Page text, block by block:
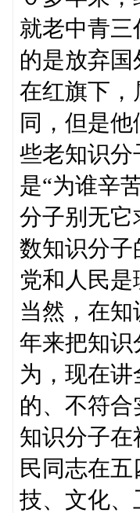
就老中青
的是放弃
在红旗下，
同，但是
些老知识分
是“为谁辛
分子别无它
数知识分子
党和人民
当然，在
年来把知识
为，现在
的、不符合
知识分子
民同志在
技、文化、